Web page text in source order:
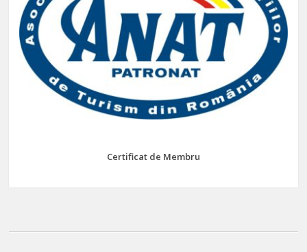
Certificat de Membru